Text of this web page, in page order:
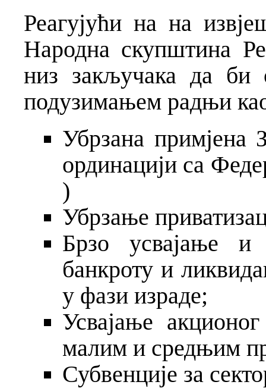
Реагујући на на
Народна скупштина
низ закључака да би
подузимањем радњи
Убрзана примјена
ординацији са
)
Убрзање
Брзо усвајање и
банкроту и
у фази израде;
Усвајање
малим и средњим
Субвенције за